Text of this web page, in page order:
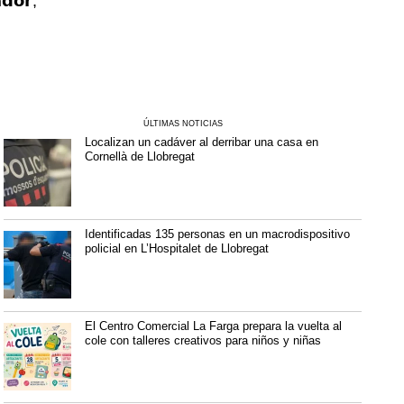
ÚLTIMAS NOTICIAS
Localizan un cadáver al derribar una casa en
Cornellà de Llobregat
Identificadas 135 personas en un macrodispositivo
policial en L’Hospitalet de Llobregat
El Centro Comercial La Farga prepara la vuelta al
cole con talleres creativos para niños y niñas